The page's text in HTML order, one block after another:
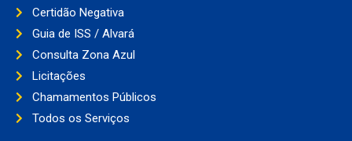
Certidão Negativa
Guia de ISS / Alvará
Consulta Zona Azul
Licitações
Chamamentos Públicos
Todos os Serviços